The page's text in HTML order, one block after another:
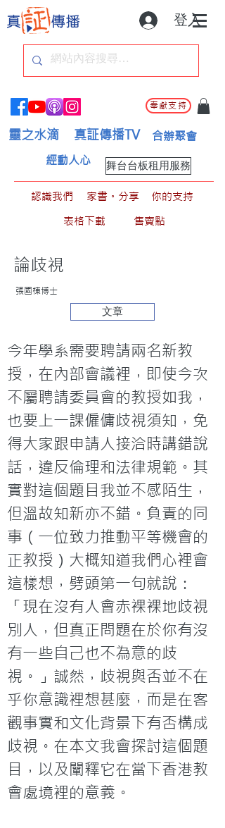
登入
奉獻支持
靈之水滴 真証傳播TV 合辦聚會
舞台台板租用服務
經動人心
認識我們 家書。分享
你的支持
表格下載
售賣點
論歧視
張國棟博士
文章
今年學系需要聘請兩名新教
授，在內部會議裡，即使今次
不屬聘請委員會的教授如我，
也要上一課僱傭歧視須知，免
得大家跟申請人接洽時講錯說
話，違反倫理和法律規範。其
實對這個題目我並不感陌生，
但溫故知新亦不錯。負責的同
事（一位致力推動平等機會的
正教授）大概知道我們心裡會
這樣想，劈頭第一句就說：
「現在沒有人會赤裸裸地歧視
別人，但真正問題在於你有沒
有一些自己也不為意的歧
視。」誠然，歧視與否並不在
乎你意識裡想甚麼，而是在客
觀事實和文化背景下有否構成
歧視。在本文我會探討這個題
目，以及闡釋它在當下香港教
會處境裡的意義。